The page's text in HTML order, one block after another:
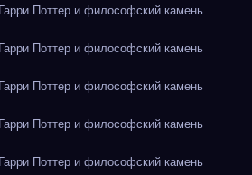
Поттер и философский камень
Поттер и философский камень
Поттер и философский камень
Поттер и философский камень
Поттер и философский камень